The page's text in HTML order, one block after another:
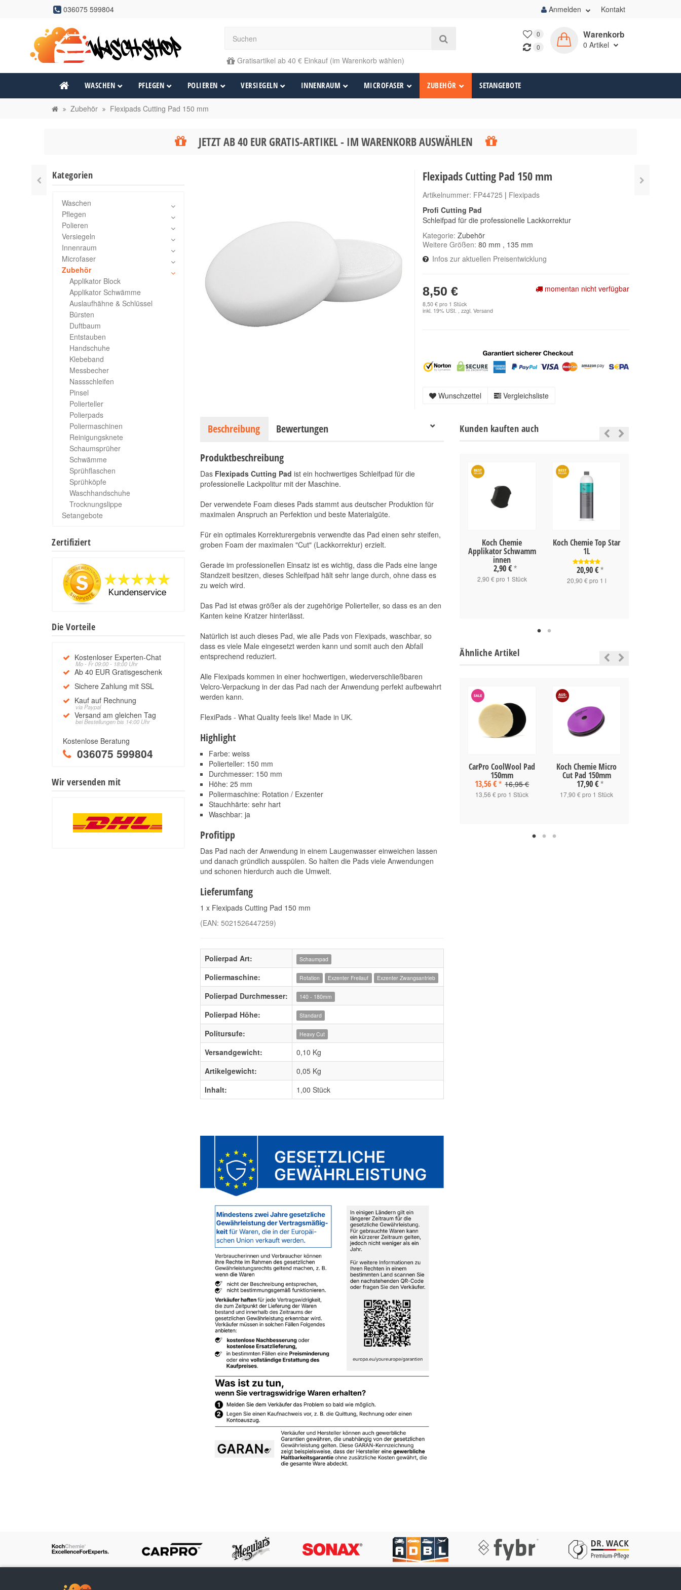
036075 599804 Anmelden Kontakt
Gratisartikel ab 40 € Einkauf (im Warenkorb wählen)
0
0
Warenkorb
0 Artikel
WASCHEN PFLEGEN POLIEREN VERSIEGELN INNENRAUM MICROFASER ZUBEHÖR SETANGEBOTE
Zubehör Flexipads Cutting Pad 150 mm
JETZT AB 40 EUR GRATIS-ARTIKEL - IM WARENKORB AUSWÄHLEN
Flexipads Cutting Pad 150 mm
Artikelnummer: FP44725 | Flexipads
Profi Cutting Pad
Schleifpad für die professionelle Lackkorrektur
Kategorie:Zubehör
Weitere Größen:80 mm , 135 mm
Infos zur aktuellen Preisentwicklung
8,50 €
8,50 € pro 1 Stück
inkl. 19% USt. , zzgl.Versand
momentan nicht verfügbar
Wunschzettel Vergleichsliste
Beschreibung Bewertungen
Produktbeschreibung
Das Flexipads Cutting Pad ist ein hochwertiges Schleifpad für die
professionelle Lackpolitur mit der Maschine.
Der verwendete Foam dieses Pads stammt aus deutscher Produktion für
maximalen Anspruch an Perfektion und beste Materialgüte.
Für ein optimales Korrekturergebnis verwendte das Pad einen sehr steifen,
groben Foam der maximalen "Cut" (Lackkorrektur) erzielt.
Gerade im professionellen Einsatz ist es wichtig, dass die Pads eine lange
Standzeit besitzen, dieses Schleifpad hält sehr lange durch, ohne dass es
zu weich wird.
Das Pad ist etwas größer als der zugehörige Polierteller, so dass es an den
Kanten keine Kratzer hinterlässt.
Natürlich ist auch dieses Pad, wie alle Pads von Flexipads, waschbar, so
dass es viele Male eingesetzt werden kann und somit auch den Abfall
entsprechend reduziert.
Alle Flexipads kommen in einer hochwertigen, wiederverschließbaren
Velcro-Verpackung in der das Pad nach der Anwendung perfekt aufbewahrt
werden kann.
FlexiPads - What Quality feels like! Made in UK.
Highlight
Farbe: weiss
Polierteller: 150 mm
Durchmesser: 150 mm
Höhe: 25 mm
Poliermaschine: Rotation / Exzenter
Stauchhärte: sehr hart
Waschbar: ja
Profitipp
Das Pad nach der Anwendung in einem Laugenwasser einweichen lassen
und danach gründlich ausspülen. So halten die Pads viele Anwendungen
und schonen hierdurch auch die Umwelt.
Lieferumfang
1 x Flexipads Cutting Pad 150 mm
(EAN: 5021526447259)
Polierpad Art: Schaumpad
Poliermaschine: Rotation Exzenter Freilauf Exzenter Zwangsantrieb
Polierpad Durchmesser: 140 - 180mm
Polierpad Höhe: Standard
Politursufe: Heavy Cut
Versandgewicht:
0,10 Kg
Artikelgewicht:
0,05 Kg
Inhalt:
1,00 Stück
Kunden kauften auch
FYBR Microfaser
Trockentuch 50 x 70
6,90 € *
31,15 €
31,15 € pro l
Koch Chemie
Applikator Schwamm
innen
2,90 € *
2,90 € pro 1 Stück
Koch Chemie Top Star
1L
20,90 € *
20,90 € pro 1 l
Ähnliche Artikel
8,50 € pro 1 Stück
CarPro CoolWool Pad
150mm
13,56 € * 16,95 €
13,56 € pro 1 Stück
Koch Chemie Micro
Cut Pad 150mm
17,90 € *
17,90 € pro 1 Stück
Kategorien
Waschen
Pflegen
Polieren
Versiegeln
Innenraum
Microfaser
Zubehör
Applikator Block
Applikator Schwämme
Auslaufhähne & Schlüssel
Bürsten
Duftbaum
Entstauben
Handschuhe
Klebeband
Messbecher
Nassschleifen
Pinsel
Polierteller
Polierpads
Poliermaschinen
Reinigungsknete
Schaumsprüher
Schwämme
Sprühflaschen
Sprühköpfe
Waschhandschuhe
Trocknungslippe
Setangebote
Zertifiziert
Die Vorteile
Kostenloser Experten-Chat
Mo - Fr 09:00 - 18:00 Uhr
Ab 40 EUR Gratisgeschenk
Sichere Zahlung mit SSL
Kauf auf Rechnung
via Paypal
Versand am gleichen Tag
bei Bestellungen bis 14:00 Uhr
Kostenlose Beratung
036075 599804
Wir versenden mit